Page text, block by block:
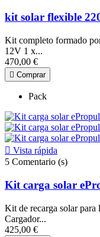
kit solar flexible
Kit completo formado
12V 1 x...
470,00 €
 Comprar
Pack
 Vista rápida
5 Comentario (s)
Kit carga solar
Kit de recarga solar
Cargador...
425,00 €